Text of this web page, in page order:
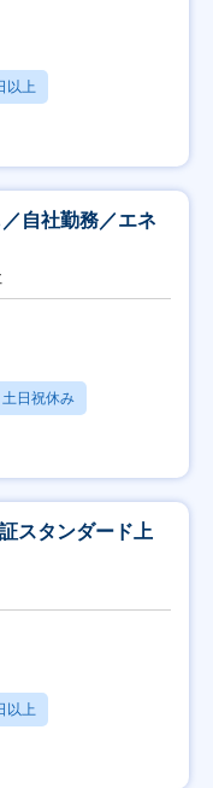
以上
自社勤務／エネ
土日祝休み
スタンダード上
以上